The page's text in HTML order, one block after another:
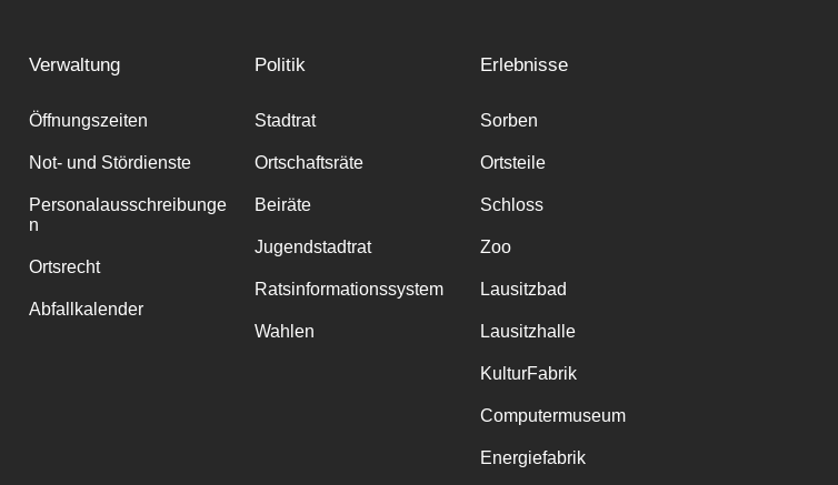
Verwaltung
Öffnungszeiten
Not- und Stördienste
Personalausschreibunge
n
Ortsrecht
Abfallkalender
Politik
Stadtrat
Ortschaftsräte
Beiräte
Jugendstadtrat
Ratsinformationssystem
Wahlen
Erlebnisse
Sorben
Ortsteile
Schloss
Zoo
Lausitzbad
Lausitzhalle
KulturFabrik
Computermuseum
Energiefabrik